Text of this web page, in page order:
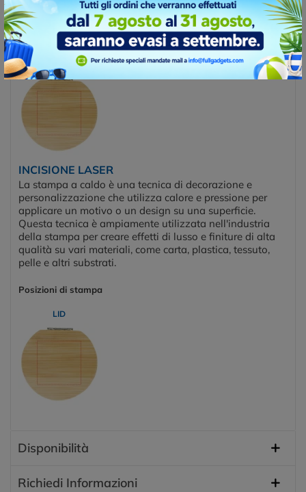
prodotti industriali e promozionali.
Posizioni di stampa
INCISIONE LASER
La stampa a caldo è una tecnica di decorazione e
personalizzazione che utilizza calore e pressione per
applicare un motivo o un design su una superficie.
Questa tecnica è ampiamente utilizzata nell'industria
della stampa per creare effetti di lusso e finiture di alta
qualità su vari materiali, come carta, plastica, tessuto,
pelle e altri substrati.
Posizioni di stampa
LID
Disponibilità
Richiedi Informazioni